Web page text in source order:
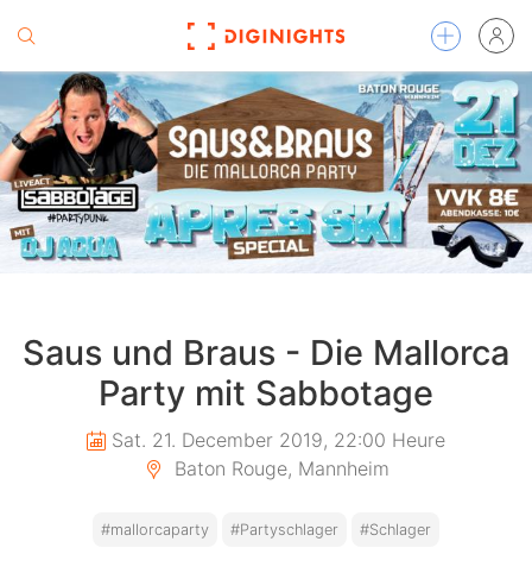
Saus und Braus - Die Mallorca
Party mit Sabbotage
Sat. 21. December 2019, 22:00 Heure
Baton Rouge, Mannheim
#mallorcaparty #Partyschlager #Schlager